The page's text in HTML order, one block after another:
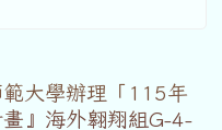
大學辦理「115年
畫』海外翱翔組G-4-